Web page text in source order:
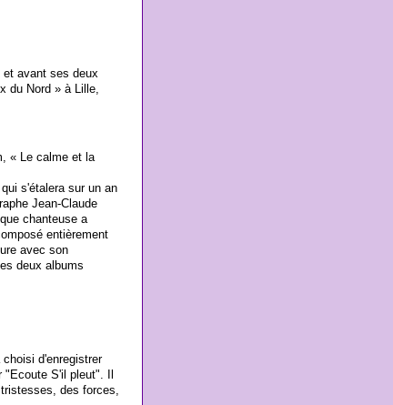
et avant ses deux
du Nord » à Lille,
« Le calme et la
s'étalera sur un an
Jean-Claude
chanteuse a
entièrement
avec son
deux albums
d'enregistrer
S'il pleut". Il
des forces,